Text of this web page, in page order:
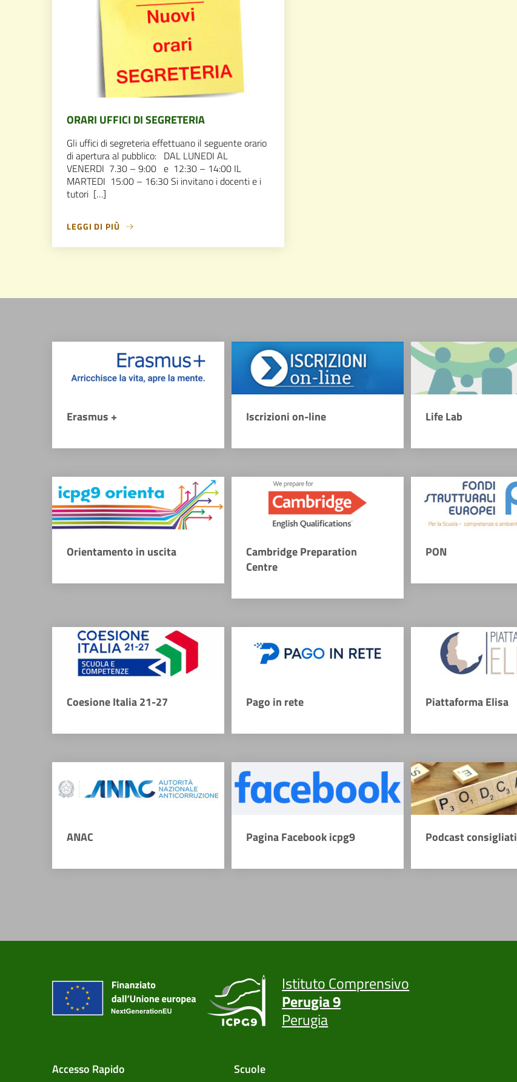
ORARI UFFICI DI SEGRETERIA
Gli uffici di segreteria effettuano il seguente orario
di apertura al pubblico: DAL LUNEDI AL
VENERDI 7.30 – 9:00 e 12:30 – 14:00 IL
MARTEDI 15:00 – 16:30 Si invitano i docenti e i
tutori […]
LEGGI DI PIÙ
Erasmus + Iscrizioni on-line Life Lab
Orientamento in uscita
Cambridge Preparation
Centre
PON
Coesione Italia 21-27 Pago in rete Piattaforma Elisa
ANAC Pagina Facebook icpg9 Podcast consigliati
Istituto Comprensivo
Perugia 9
Perugia
Accesso Rapido Scuole